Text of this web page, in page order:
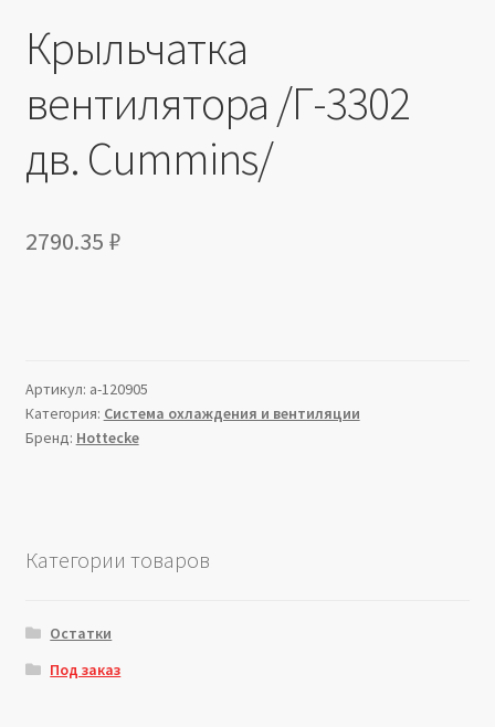
Крыльчатка
вентилятора /Г-3302
дв. Cummins/
2790.35 ₽
Артикул: a-120905
Категория: Система охлаждения и вентиляции
Бренд: Hottecke
Категории товаров
Остатки
Под заказ